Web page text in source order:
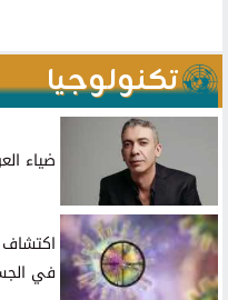
تكنولوجيا
ضياء
في